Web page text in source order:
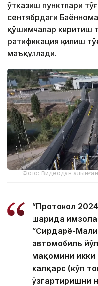
ўтказиш пунктлари
сентябрдаги
қўшимчалар киритиш
ратификация қилиш
маъқуллади.
Фото: Видеодан алынған
“Протокол
шаҳрида
“Сирдарё-
автомобиль
мақомини
халқаро (кўп
ўзгартиришни